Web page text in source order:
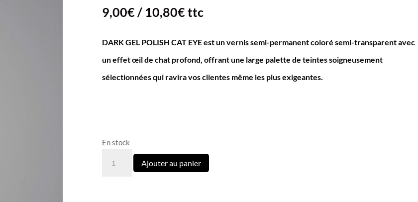
9,00€ / 10,80€ ttc
DARK GEL POLISH CAT EYE est un vernis semi-permanent coloré semi-transparent avec
un effet œil de chat profond, offrant une large palette de teintes soigneusement
sélectionnées qui ravira vos clientes même les plus exigeantes.
En stock
Ajouter au panier